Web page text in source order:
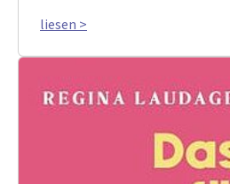
liesen >